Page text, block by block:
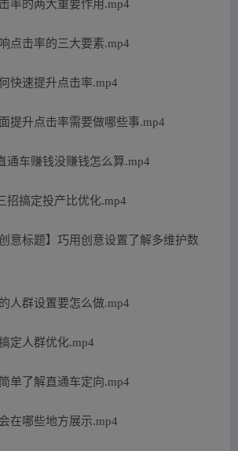
率的两大重要作用.mp4
点击率的三大要素.mp4
快速提升点击率.mp4
提升点击率需要做哪些事.mp4
通车赚钱没赚钱怎么算.mp4
招搞定投产比优化.mp4
意标题】巧用创意设置了解多维护数
人群设置要怎么做.mp4
定人群优化.mp4
单了解直通车定向.mp4
在哪些地方展示.mp4